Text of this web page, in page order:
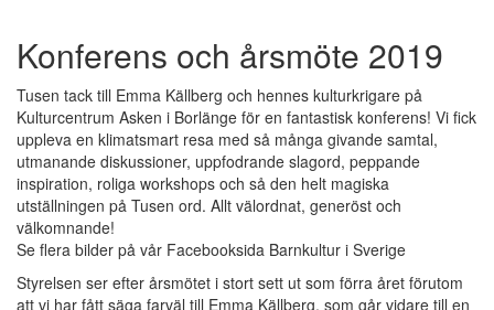
Konferens och årsmöte 2019
Tusen tack till Emma Källberg och hennes kulturkrigare på
Kulturcentrum Asken i Borlänge för en fantastisk konferens! Vi fick
uppleva en klimatsmart resa med så många givande samtal,
utmanande diskussioner, uppfodrande slagord, peppande
inspiration, roliga workshops och så den helt magiska
utställningen på Tusen ord. Allt välordnat, generöst och
välkomnande!
Se flera bilder på vår Facebooksida Barnkultur i Sverige
Styrelsen ser efter årsmötet i stort sett ut som förra året förutom
att vi har fått säga farväl till Emma Källberg, som går vidare till en